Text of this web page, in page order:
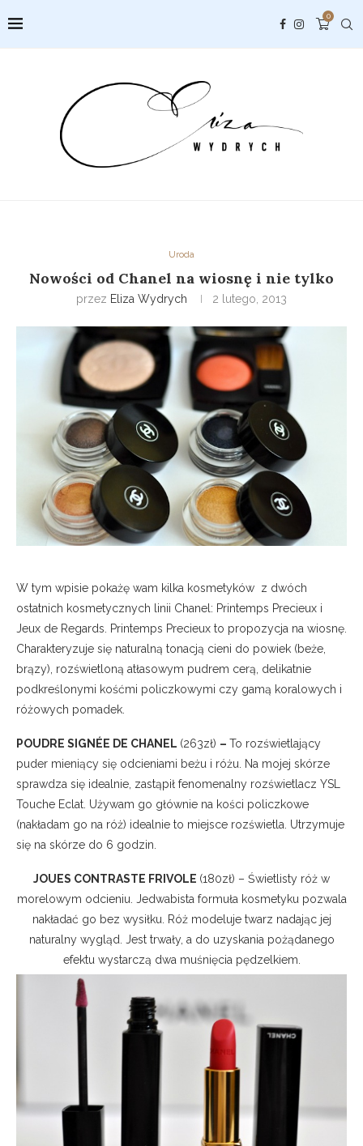
0
Uroda
Nowości od Chanel na wiosnę i nie tylko
przez Eliza Wydrych 2 lutego, 2013
W tym wpisie pokażę wam kilka kosmetyków z dwóch
ostatnich kosmetycznych linii Chanel: Printemps Precieux i
Jeux de Regards. Printemps Precieux to propozycja na wiosnę.
Charakteryzuje się naturalną tonacją cieni do powiek (beże,
brązy), rozświetloną atłasowym pudrem cerą, delikatnie
podkreślonymi kośćmi policzkowymi czy gamą koralowych i
różowych pomadek.
POUDRE SIGNÉE DE CHANEL (263zł) – To rozświetlający
puder mieniący się odcieniami beżu i różu. Na mojej skórze
sprawdza się idealnie, zastąpił fenomenalny rozświetlacz YSL
Touche Eclat. Używam go głównie na kości policzkowe
(nakładam go na róż) idealnie to miejsce rozświetla. Utrzymuje
się na skórze do 6 godzin.
JOUES CONTRASTE FRIVOLE (180zł) – Świetlisty róż w
morelowym odcieniu. Jedwabista formuła kosmetyku pozwala
nakładać go bez wysiłku. Róż modeluje twarz nadając jej
naturalny wygląd. Jest trwały, a do uzyskania pożądanego
efektu wystarczą dwa muśnięcia pędzelkiem.